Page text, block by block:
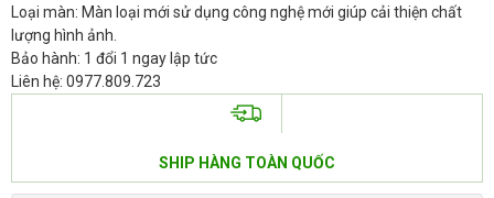
Loại màn: Màn loại mới sử dụng công nghệ mới giúp cải thiện chất
lượng hình ảnh.
Bảo hành: 1 đổi 1 ngay lập tức
Liên hệ: 0977.809.723
SHIP HÀNG TOÀN QUỐC